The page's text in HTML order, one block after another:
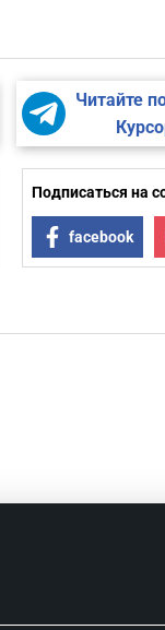
Читайте
Подписаться на
facebook